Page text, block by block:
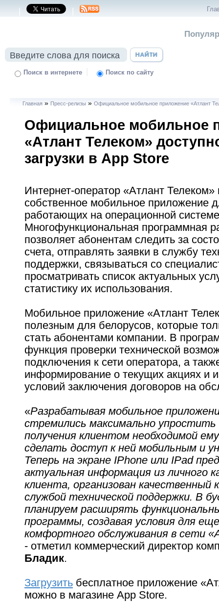
| |
Поиск в интернете | Поиск по сайту
Главная » Пресс-релизы »Официальное мобильное приложение «Атлант
Официальное мобильное
«Атлант Телеком»
загрузки в App Store
Интернет-оператор «Атлант Телеком»
собственное мобильное приложение
работающих на операционной
Многофункциональная программная
позволяет абонентам следить за
счета, отправлять заявки в службу
поддержки, связываться со
просматривать список актуальных
статистику их использования.
Мобильное приложение «Атлант
полезным для белорусов, которые
стать абонентами компании. В
функция проверки технической
подключения к сети оператора, а
информирование о текущих акциях и
условий заключения договоров на
«Разрабатывая мобильное
стремились максимально упростить
получения клиентом необходимой
сделать доступ к ней мобильным и
Теперь на экране IPhone или IPad
актуальная информация из личного
клиента, организован качественный
службой технической поддержки. В
планируем расширять
программы, создавая условия для
комфортного обслуживания в сети
- отметил коммерческий директор
Бладик.
Загрузить бесплатное приложение
можно в магазине App Store.